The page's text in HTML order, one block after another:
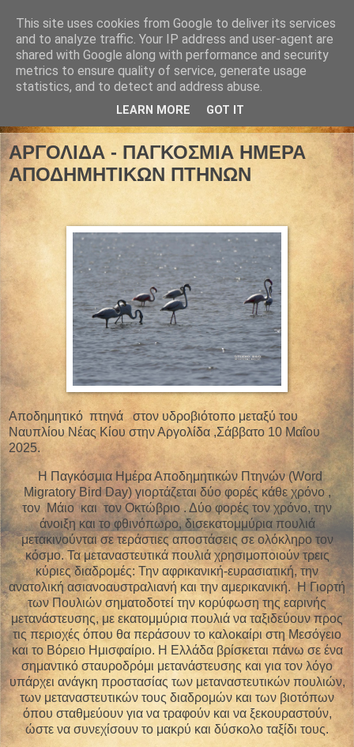
ΑΡΓΟΛΙΔΑ - ΠΑΓΚΟΣΜΙΑ ΗΜΕΡΑ
ΑΠΟΔΗΜΗΤΙΚΩΝ ΠΤΗΝΩΝ
Αποδημητικό πτηνά στον υδροβιότοπο μεταξύ του
Ναυπλίου Νέας Κίου στην Αργολίδα ,Σάββατο 10 Μαΐου
2025.
Η Παγκόσμια Ημέρα Αποδημητικών Πτηνών (Word
Migratory Bird Day) γιορτάζεται δύο φορές κάθε χρόνο ,
τον Μάιο και τον Οκτώβριο . Δύο φορές τον χρόνο, την
άνοιξη και το φθινόπωρο, δισεκατομμύρια πουλιά
μετακινούνται σε τεράστιες αποστάσεις σε ολόκληρο τον
κόσμο. Τα μεταναστευτικά πουλιά χρησιμοποιούν τρεις
κύριες διαδρομές: Την αφρικανική-ευρασιατική, την
ανατολική ασιανοαυστραλιανή και την αμερικανική. Η Γιορτή
των Πουλιών σηματοδοτεί την κορύφωση της εαρινής
μετανάστευσης, με εκατομμύρια πουλιά να ταξιδεύουν προς
τις περιοχές όπου θα περάσουν το καλοκαίρι στη Μεσόγειο
και το Βόρειο Ημισφαίριο. Η Ελλάδα βρίσκεται πάνω σε ένα
σημαντικό σταυροδρόμι μετανάστευσης και για τον λόγο
υπάρχει ανάγκη προστασίας των μεταναστευτικών πουλιών,
των μεταναστευτικών τους διαδρομών και των βιοτόπων
όπου σταθμεύουν για να τραφούν και να ξεκουραστούν,
ώστε να συνεχίσουν το μακρύ και δύσκολο ταξίδι τους.
This site uses cookies from Google to deliver its services
and to analyze traffic. Your IP address and user-agent are
shared with Google along with performance and security
metrics to ensure quality of service, generate usage
statistics, and to detect and address abuse.
LEARN MORE GOT IT